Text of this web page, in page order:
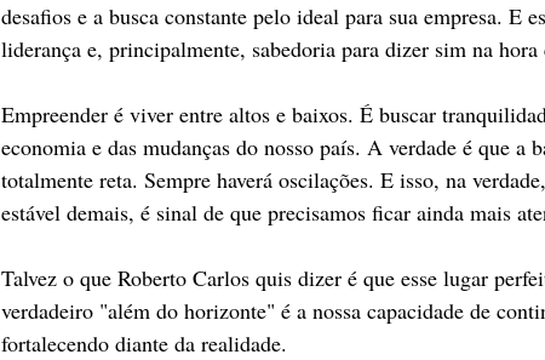
desafios e a busca constante pelo ideal para sua empresa. E
liderança e, principalmente, sabedoria para dizer sim na hora
Empreender é viver entre altos e baixos. É buscar
economia e das mudanças do nosso país. A verdade é que a
totalmente reta. Sempre haverá oscilações. E isso, na
estável demais, é sinal de que precisamos ficar ainda mais
Talvez o que Roberto Carlos quis dizer é que esse lugar
verdadeiro "além do horizonte" é a nossa capacidade de
fortalecendo diante da realidade.